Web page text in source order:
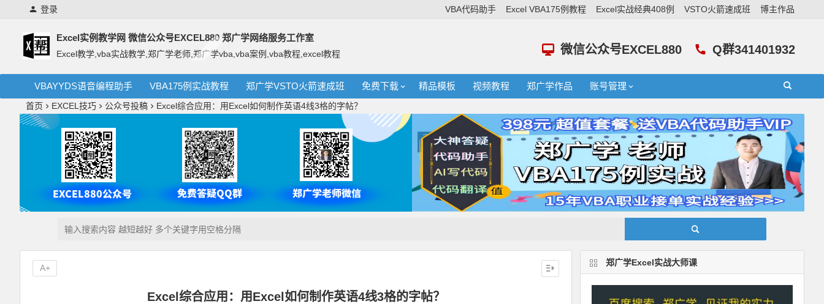
登录 VBA代码助手 Excel VBA175例教程 Excel实战经典408例 VSTO火箭速成班 博主作品
Excel实例教学网 微信公众号EXCEL880 郑广学网络服务工作室
Excel教学,vba实战教学,郑广学老师,郑广学vba,vba案例,vba教程,excel教程 Q群341401932
微信公众号EXCEL880
VBAYYDS语音编程助手 VBA175例实战教程 郑广学VSTO火箭速成班 免费下载 精品模板 视频教程 郑广学作品 账号管理
首页 EXCEL技巧 公众号投稿 Excel综合应用：用Excel如何制作英语4线3格的字帖？
Excel综合应用：用Excel如何制作英语4线3格的字帖？
A+
郑广学Excel实战大师课